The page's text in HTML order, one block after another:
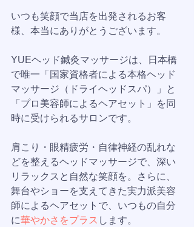
いつも笑顔で当店を出発されるお客
様、本当にありがとうございます。
YUEヘッド鍼灸マッサージは、日本橋
で唯一「国家資格者による本格ヘッド
マッサージ（ドライヘッドスパ）」と
「プロ美容師によるヘアセット」を同
時に受けられるサロンです。
肩こり・眼精疲労・自律神経の乱れな
どを整えるヘッドマッサージで、深い
リラックスと自然な笑顔を。さらに、
舞台やショーを支えてきた実力派美容
師によるヘアセットで、いつもの自分
に華やかさをプラス します。